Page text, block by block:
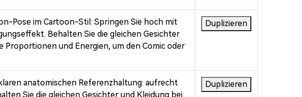
Pose im Cartoon-Stil: Springen Sie hoch mit
Behalten Sie die gleichen Gesichter
Proportionen und Energien, um den Comic oder
Duplizieren
anatomischen Referenzhaltung: aufrecht
Sie die gleichen Gesichter und Kleidung bei,
Duplizieren